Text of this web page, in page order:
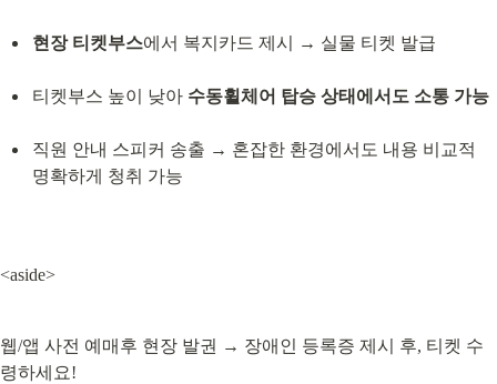
현장 티켓부스에서 복지카드 제시 → 실물 티켓 발급
티켓부스 높이 낮아 수동휠체어 탑승 상태에서도 소통 가능
직원 안내 스피커 송출 → 혼잡한 환경에서도 내용 비교적
명확하게 청취 가능
<aside>
웹/앱 사전 예매후 현장 발권 → 장애인 등록증 제시 후, 티켓 수
령하세요!